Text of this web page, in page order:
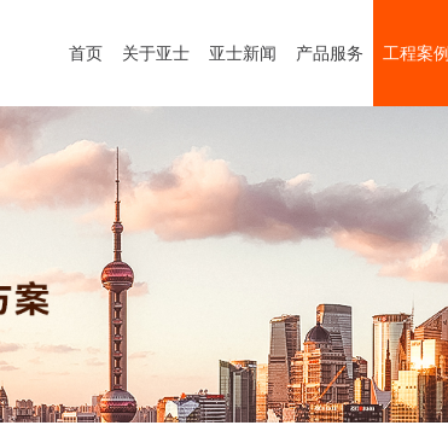
首页 关于亚士 亚士新闻 产品服务 工程案例